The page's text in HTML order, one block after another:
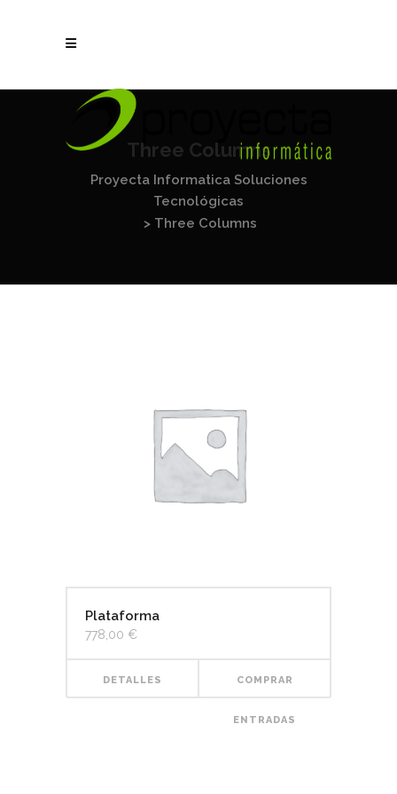
Three Columns
Proyecta Informatica Soluciones
Tecnológicas
> Three Columns
Plataforma
778,00 €
DETALLES COMPRAR
ENTRADAS